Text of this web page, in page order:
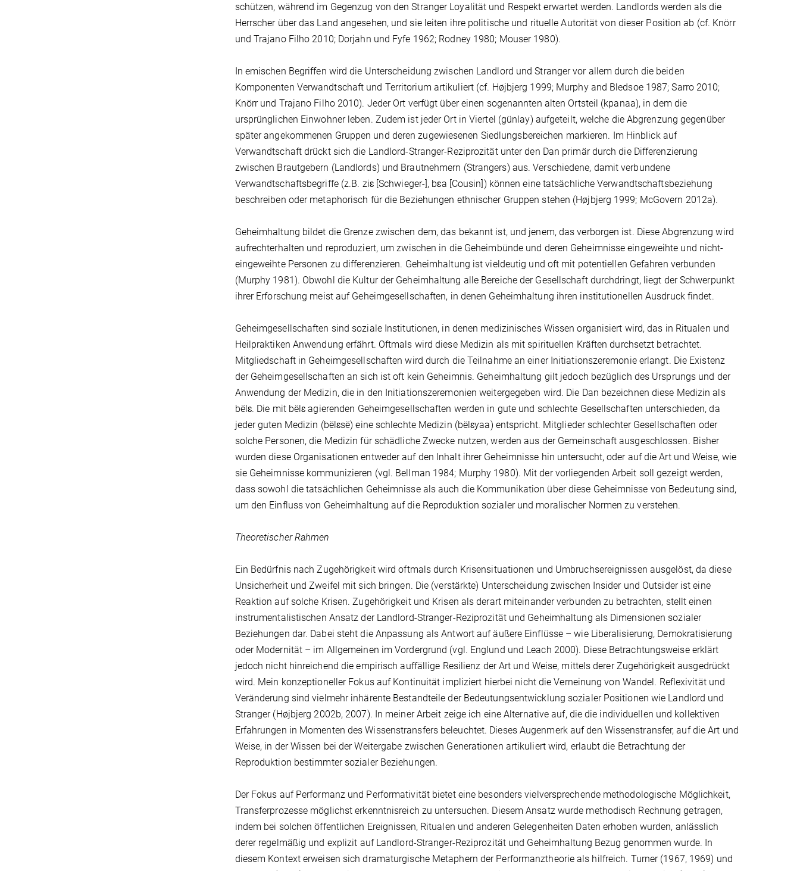
schützen, während im Gegenzug von den Stranger Loyalität und Respekt erwartet werden. Landlords werden als die
Herrscher über das Land angesehen, und sie leiten ihre politische und rituelle Autorität von dieser Position ab (cf. Knörr
und Trajano Filho 2010; Dorjahn und Fyfe 1962; Rodney 1980; Mouser 1980).
In emischen Begriffen wird die Unterscheidung zwischen Landlord und Stranger vor allem durch die beiden
Komponenten Verwandtschaft und Territorium artikuliert (cf. Højbjerg 1999; Murphy and Bledsoe 1987; Sarro 2010;
Knörr und Trajano Filho 2010). Jeder Ort verfügt über einen sogenannten alten Ortsteil (kpanaa), in dem die
ursprünglichen Einwohner leben. Zudem ist jeder Ort in Viertel (günlay) aufgeteilt, welche die Abgrenzung gegenüber
später angekommenen Gruppen und deren zugewiesenen Siedlungsbereichen markieren. Im Hinblick auf
Verwandtschaft drückt sich die Landlord-Stranger-Reziprozität unter den Dan primär durch die Differenzierung
zwischen Brautgebern (Landlords) und Brautnehmern (Strangers) aus. Verschiedene, damit verbundene
Verwandtschaftsbegriffe (z.B. ziɛ [Schwieger-], bɛa [Cousin]) können eine tatsächliche Verwandtschaftsbeziehung
beschreiben oder metaphorisch für die Beziehungen ethnischer Gruppen stehen (Højbjerg 1999; McGovern 2012a).
Geheimhaltung bildet die Grenze zwischen dem, das bekannt ist, und jenem, das verborgen ist. Diese Abgrenzung wird
aufrechterhalten und reproduziert, um zwischen in die Geheimbünde und deren Geheimnisse eingeweihte und nicht-
eingeweihte Personen zu differenzieren. Geheimhaltung ist vieldeutig und oft mit potentiellen Gefahren verbunden
(Murphy 1981). Obwohl die Kultur der Geheimhaltung alle Bereiche der Gesellschaft durchdringt, liegt der Schwerpunkt
ihrer Erforschung meist auf Geheimgesellschaften, in denen Geheimhaltung ihren institutionellen Ausdruck findet.
Geheimgesellschaften sind soziale Institutionen, in denen medizinisches Wissen organisiert wird, das in Ritualen und
Heilpraktiken Anwendung erfährt. Oftmals wird diese Medizin als mit spirituellen Kräften durchsetzt betrachtet.
Mitgliedschaft in Geheimgesellschaften wird durch die Teilnahme an einer Initiationszeremonie erlangt. Die Existenz
der Geheimgesellschaften an sich ist oft kein Geheimnis. Geheimhaltung gilt jedoch bezüglich des Ursprungs und der
Anwendung der Medizin, die in den Initiationszeremonien weitergegeben wird. Die Dan bezeichnen diese Medizin als
bëlɛ. Die mit bëlɛ agierenden Geheimgesellschaften werden in gute und schlechte Gesellschaften unterschieden, da
jeder guten Medizin (bëlɛsë) eine schlechte Medizin (bëlɛyaa) entspricht. Mitglieder schlechter Gesellschaften oder
solche Personen, die Medizin für schädliche Zwecke nutzen, werden aus der Gemeinschaft ausgeschlossen. Bisher
wurden diese Organisationen entweder auf den Inhalt ihrer Geheimnisse hin untersucht, oder auf die Art und Weise, wie
sie Geheimnisse kommunizieren (vgl. Bellman 1984; Murphy 1980). Mit der vorliegenden Arbeit soll gezeigt werden,
dass sowohl die tatsächlichen Geheimnisse als auch die Kommunikation über diese Geheimnisse von Bedeutung sind,
um den Einfluss von Geheimhaltung auf die Reproduktion sozialer und moralischer Normen zu verstehen.
Theoretischer Rahmen
Ein Bedürfnis nach Zugehörigkeit wird oftmals durch Krisensituationen und Umbruchsereignissen ausgelöst, da diese
Unsicherheit und Zweifel mit sich bringen. Die (verstärkte) Unterscheidung zwischen Insider und Outsider ist eine
Reaktion auf solche Krisen. Zugehörigkeit und Krisen als derart miteinander verbunden zu betrachten, stellt einen
instrumentalistischen Ansatz der Landlord-Stranger-Reziprozität und Geheimhaltung als Dimensionen sozialer
Beziehungen dar. Dabei steht die Anpassung als Antwort auf äußere Einflüsse – wie Liberalisierung, Demokratisierung
oder Modernität – im Allgemeinen im Vordergrund (vgl. Englund und Leach 2000). Diese Betrachtungsweise erklärt
jedoch nicht hinreichend die empirisch auffällige Resilienz der Art und Weise, mittels derer Zugehörigkeit ausgedrückt
wird. Mein konzeptioneller Fokus auf Kontinuität impliziert hierbei nicht die Verneinung von Wandel. Reflexivität und
Veränderung sind vielmehr inhärente Bestandteile der Bedeutungsentwicklung sozialer Positionen wie Landlord und
Stranger (Højbjerg 2002b, 2007). In meiner Arbeit zeige ich eine Alternative auf, die die individuellen und kollektiven
Erfahrungen in Momenten des Wissenstransfers beleuchtet. Dieses Augenmerk auf den Wissenstransfer, auf die Art und
Weise, in der Wissen bei der Weitergabe zwischen Generationen artikuliert wird, erlaubt die Betrachtung der
Reproduktion bestimmter sozialer Beziehungen.
Der Fokus auf Performanz und Performativität bietet eine besonders vielversprechende methodologische Möglichkeit,
Transferprozesse möglichst erkenntnisreich zu untersuchen. Diesem Ansatz wurde methodisch Rechnung getragen,
indem bei solchen öffentlichen Ereignissen, Ritualen und anderen Gelegenheiten Daten erhoben wurden, anlässlich
derer regelmäßig und explizit auf Landlord-Stranger-Reziprozität und Geheimhaltung Bezug genommen wurde. In
diesem Kontext erweisen sich dramaturgische Metaphern der Performanztheorie als hilfreich. Turner (1967, 1969) und